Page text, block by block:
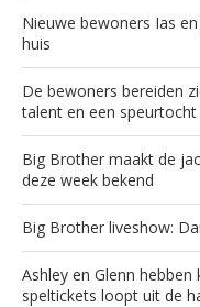
Nieuwe bewoners Ias
huis
De bewoners bereiden
talent en een speurtocht
Big Brother maakt de
deze week bekend
Big Brother liveshow:
Ashley en Glenn
speltickets loopt uit de